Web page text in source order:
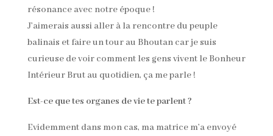
résonance avec notre époque !
J’aimerais aussi aller à la rencontre du peuple
balinais et faire un tour au Bhoutan car je suis
curieuse de voir comment les gens vivent le Bonheur
Intérieur Brut au quotidien, ça me parle !
Est-ce que tes organes de vie te parlent ?
Evidemment dans mon cas, ma matrice m’a envoyé